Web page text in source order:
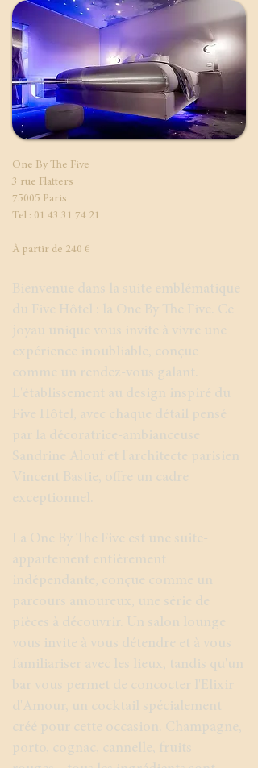
One By The Five
3 rue Flatters
75005 Paris
Tel : 01 43 31 74 21
​À partir de 240 €
Bienvenue dans la suite emblématique
du Five Hôtel : la One By The Five. Ce
joyau unique vous invite à vivre une
expérience inoubliable, conçue
comme un rendez-vous galant.
L'établissement au design inspiré du
Five Hôtel, avec chaque détail pensé
par la décoratrice-ambianceuse
Sandrine Alouf et l'architecte parisien
Vincent Bastie, offre un cadre
exceptionnel.
La One By The Five est une suite-
appartement entièrement
indépendante, conçue comme un
parcours amoureux, une série de
pièces à découvrir. Un salon lounge
vous invite à vous détendre et à vous
familiariser avec les lieux, tandis qu'un
bar vous permet de concocter l'Elixir
d'Amour, un cocktail spécialement
créé pour cette occasion. Champagne,
porto, cognac, cannelle, fruits